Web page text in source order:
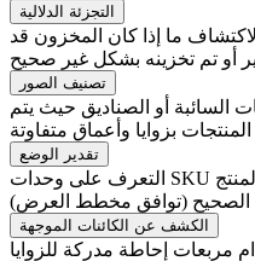
التجزئة الدلالية
ما إذا كان المخزون قد
تصنيف الصور
السائبة أو الصناديق حيث يتم
تقدير الوضع
التعرف على وحدات SKU وملصقات مختلفة لضمان وجود المنتج
الكشف عن الكائنات الموجهة